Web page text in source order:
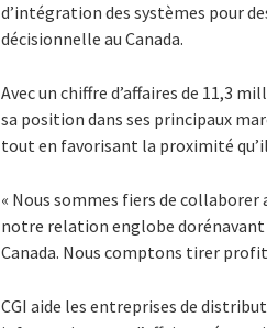
d’intégration des systèmes pour
décisionnelle au Canada.
Avec un chiffre d’affaires de 11,3
sa position dans ses principaux
tout en favorisant la proximité
« Nous sommes fiers de
notre relation englobe dorénavant
Canada. Nous comptons tirer
CGI aide les entreprises de